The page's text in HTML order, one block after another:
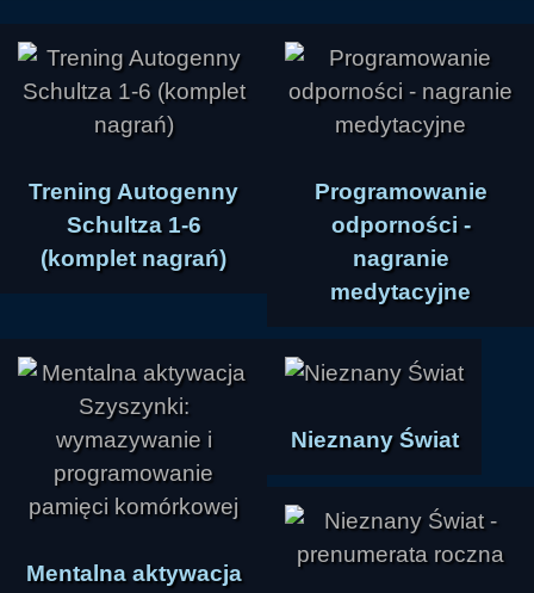
Trening Autogenny
Schultza 1-6
(komplet nagrań)
Programowanie
odporności -
nagranie
medytacyjne
Mentalna aktywacja
Nieznany Świat